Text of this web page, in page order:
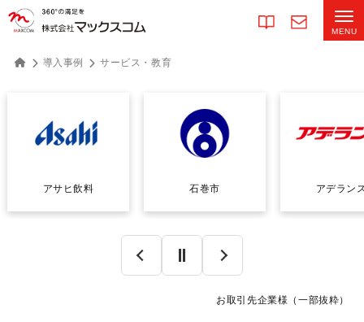
導入事例 サービス・教育
アサヒ飲料 石巻市 アデラン
お取引先企業様（一部抜粋）